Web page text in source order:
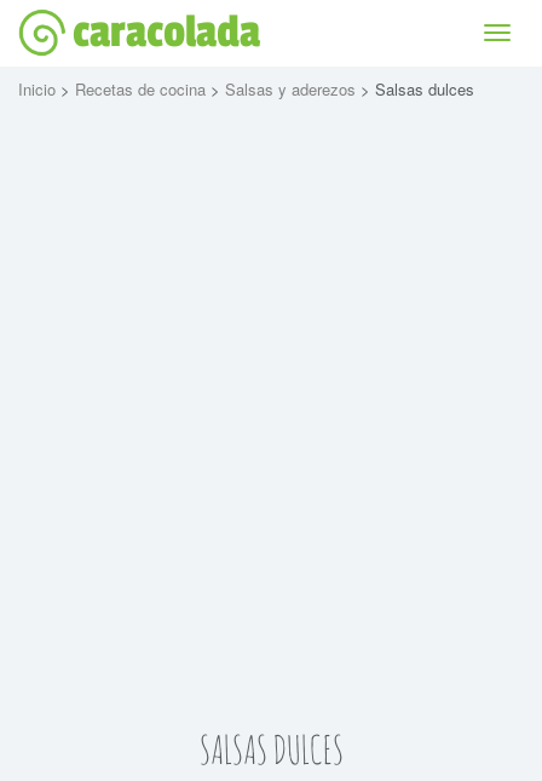
caracolada
Inicio > Recetas de cocina > Salsas y aderezos > Salsas dulces
SALSAS DULCES